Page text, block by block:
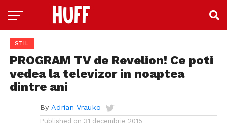
STIL
PROGRAM TV de Revelion! Ce poti
vedea la televizor in noaptea
dintre ani
By Adrian Vrauko
Published on 31 decembrie 2015